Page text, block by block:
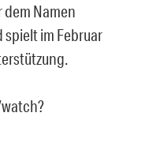
Namen
im Februar